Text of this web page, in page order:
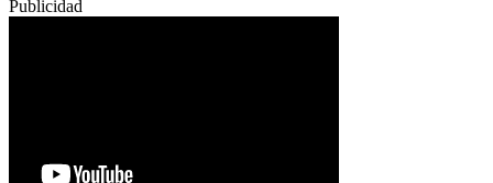
Publicidad